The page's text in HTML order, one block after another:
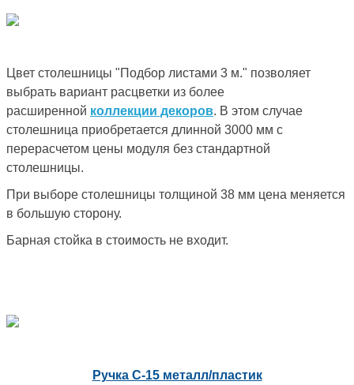
Цвет столешницы "Подбор листами 3 м." позволяет
выбрать вариант расцветки из более
расширенной коллекции декоров. В этом случае
столешница приобретается длинной 3000 мм с
перерасчетом цены модуля без стандартной
столешницы.
При выборе столешницы толщиной 38 мм цена меняется
в большую сторону.
Барная стойка в стоимость не входит.
Ручка С-15 металл/пластик